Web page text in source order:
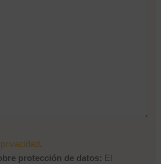
.
protección de datos: El